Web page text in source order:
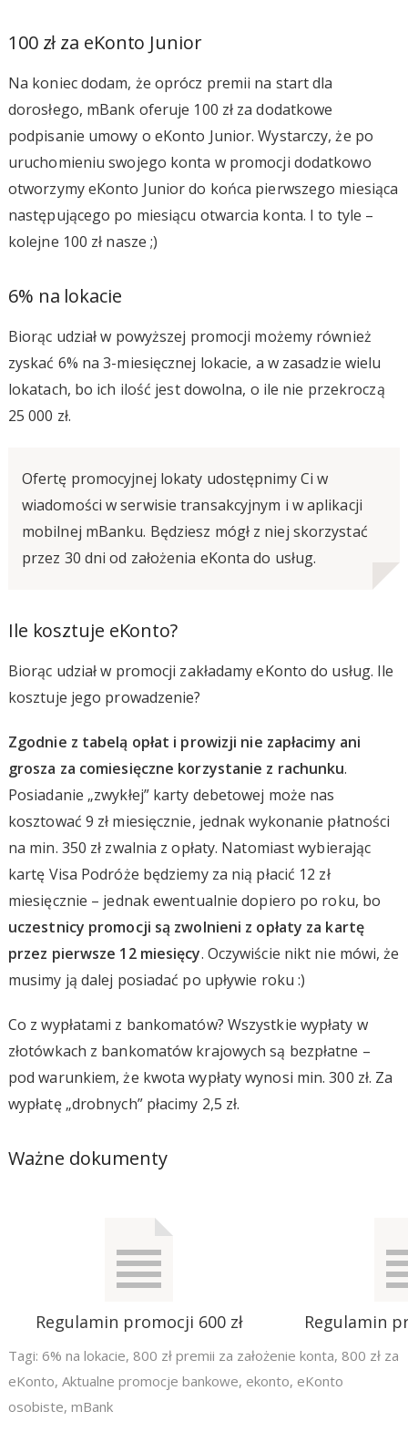
100 zł za eKonto Junior
Na koniec dodam, że oprócz premii na start dla
dorosłego, mBank oferuje 100 zł za dodatkowe
podpisanie umowy o eKonto Junior. Wystarczy, że po
uruchomieniu swojego konta w promocji dodatkowo
otworzymy eKonto Junior do końca pierwszego miesiąca
następującego po miesiącu otwarcia konta. I to tyle –
kolejne 100 zł nasze ;)
6% na lokacie
Biorąc udział w powyższej promocji możemy również
zyskać 6% na 3-miesięcznej lokacie, a w zasadzie wielu
lokatach, bo ich ilość jest dowolna, o ile nie przekroczą
25 000 zł.
Ofertę promocyjnej lokaty udostępnimy Ci w
wiadomości w serwisie transakcyjnym i w aplikacji
mobilnej mBanku. Będziesz mógł z niej skorzystać
przez 30 dni od założenia eKonta do usług.
Ile kosztuje eKonto?
Biorąc udział w promocji zakładamy eKonto do usług. Ile
kosztuje jego prowadzenie?
Zgodnie z tabelą opłat i prowizji nie zapłacimy ani
grosza za comiesięczne korzystanie z rachunku.
Posiadanie „zwykłej” karty debetowej może nas
kosztować 9 zł miesięcznie, jednak wykonanie płatności
na min. 350 zł zwalnia z opłaty. Natomiast wybierając
kartę Visa Podróże będziemy za nią płacić 12 zł
miesięcznie – jednak ewentualnie dopiero po roku, bo
uczestnicy promocji są zwolnieni z opłaty za kartę
przez pierwsze 12 miesięcy. Oczywiście nikt nie mówi, że
musimy ją dalej posiadać po upływie roku :)
Co z wypłatami z bankomatów? Wszystkie wypłaty w
złotówkach z bankomatów krajowych są bezpłatne –
pod warunkiem, że kwota wypłaty wynosi min. 300 zł. Za
wypłatę „drobnych” płacimy 2,5 zł.
Ważne dokumenty
Regulamin promocji 600 zł Regulamin
Tagi: 6% na lokacie, 800 zł premii za założenie konta, 800 zł za
eKonto, Aktualne promocje bankowe, ekonto, eKonto
osobiste, mBank